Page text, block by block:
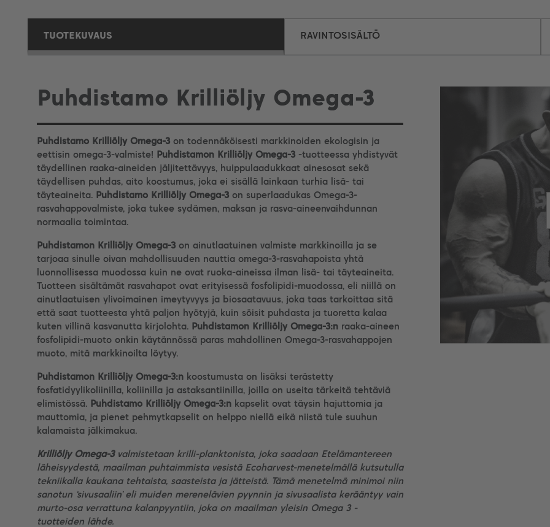
TUOTEKUVAUS RAVINTOSISÄLTÖ
Puhdistamo Krilliöljy Omega-3
Puhdistamo Krilliöljy Omega-3 on todennäköisesti markkinoiden ekologisin ja
eettisin omega-3-valmiste!
Puhdistamon Krilliöljy Omega-3 -tuotteessa yhdistyvät
täydellinen raaka-aineiden jäljitettävyys, huippulaadukkaat ainesosat sekä
täydellisen puhdas, aito koostumus, joka ei sisällä lainkaan turhia lisä- tai
täyteaineita. Puhdistamo Krilliöljy Omega-3 on superlaadukas Omega-3-
rasvahappovalmiste, joka tukee sydämen, maksan ja rasva-aineenvaihdunnan
normaalia toimintaa.
Puhdistamon Krilliöljy Omega-3 on ainutlaatuinen valmiste markkinoilla ja se
tarjoaa sinulle oivan mahdollisuuden nauttia omega-3-rasvahapoista yhtä
luonnollisessa muodossa kuin ne ovat ruoka-aineissa ilman lisä- tai täyteaineita.
Tuotteen sisältämät rasvahapot ovat erityisessä fosfolipidi-muodossa, eli niillä on
ainutlaatuisen ylivoimainen imeytyvyys ja biosaatavuus, joka taas tarkoittaa sitä
että saat tuotteesta yhtä paljon hyötyjä, kuin söisit puhdasta ja tuoretta kalaa
kuten villinä kasvanutta kirjolohta. Puhdistamon Krilliöljy Omega-3:n raaka-aineen
fosfolipidi-muoto onkin käytännössä paras mahdollinen Omega-3-rasvahappojen
muoto, mitä markkinoilta löytyy.
Puhdistamon Krilliöljy Omega-3:n koostumusta on lisäksi terästetty
fosfatidyylikoliinilla, koliinilla ja astaksantiinilla, joilla on useita tärkeitä tehtäviä
elimistössä. Puhdistamo Krilliöljy Omega-3:n kapselit ovat täysin hajuttomia ja
mauttomia, ja pienet pehmytkapselit on helppo niellä eikä niistä tule suuhun
kalamaista jälkimakua.
Krilliöljy Omega-3valmistetaan krilli-planktonista, joka saadaan Etelämantereen
läheisyydestä, maailman puhtaimmista vesistä Ecoharvest-menetelmällä kutsutulla
tekniikalla kaukana tehtaista, saasteista ja jätteistä. Tämä menetelmä minimoi niin
sanotun ‘sivusaaliin’ eli muiden merenelävien pyynnin ja sivusaalista kerääntyy vain
murto-osa verrattuna kalanpyyntiin, joka on maailman yleisin Omega 3 -
tuotteiden lähde.